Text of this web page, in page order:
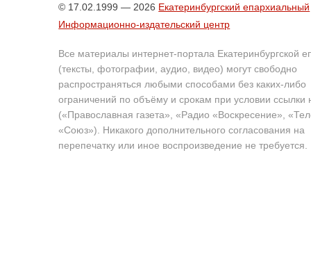
© 17.02.1999 — 2026 Екатеринбургский епархиальный
Информационно-издательский центр
Все материалы интернет-портала Екатеринбургской
(тексты, фотографии, аудио, видео) могут свободно
распространяться любыми способами без каких-либо
ограничений по объёму и срокам при условии ссылки
(«Православная газета», «Радио «Воскресение»,
«Союз»). Никакого дополнительного согласования на
перепечатку или иное воспроизведение не требуется.